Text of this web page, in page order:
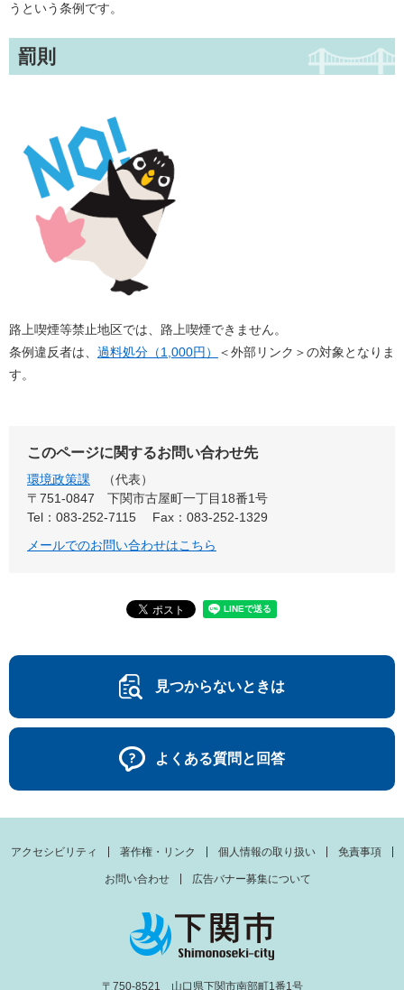
うという条例です。
罰則
路上喫煙等禁止地区では、路上喫煙できません。
条例違反者は、 過料処分（1,000円） ＜外部リンク＞の対象となりま
す。
このページに関するお問い合わせ先
環境政策課
代表
〒751-0847
下関市古屋町一丁目18番1号
Tel：083-252-7115
Fax：083-252-1329
メールでのお問い合わせはこちら
見つからないときは
よくある質問と回答
アクセシビリティ 著作権・リンク 個人情報の取り扱い 免責事項
お問い合わせ 広告バナー募集について
〒750-8521 山口県下関市南部町1番1号